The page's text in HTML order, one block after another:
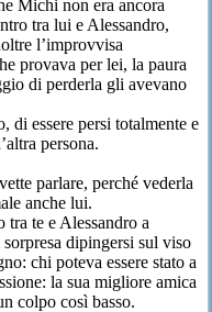
Michi non era ancora
tra lui e Alessandro,
l’improvvisa
provava per lei, la paura
di perderla gli avevano
di essere persi totalmente e
persona.
parlare, perché vederla
anche lui.
tra te e Alessandro a
dipingersi sul viso
chi poteva essere stato a
la sua migliore amica
colpo così basso.